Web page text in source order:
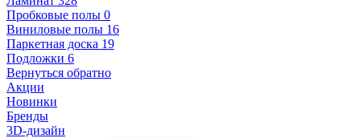
Пробковые полы 0
Виниловые полы 16
Паркетная доска 19
Подложки 6
Вернуться обратно
Акции
Новинки
Бренды
3D-дизайн